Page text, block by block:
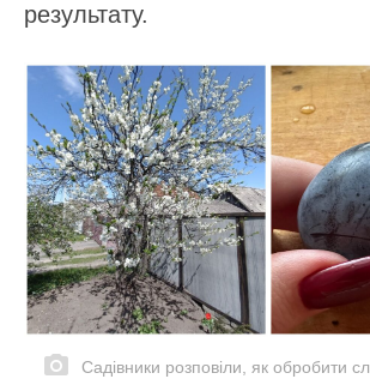
результату.
Садівники розповіли, як обробити